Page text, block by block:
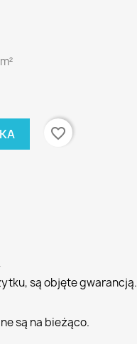
favorite_border
są objęte gwarancją.
są na bieżąco.